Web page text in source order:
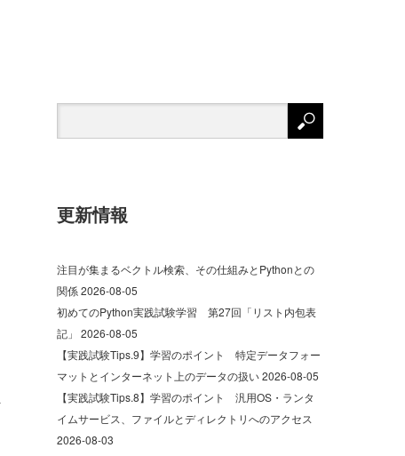
更新情報
注目が集まるベクトル検索、その仕組みとPythonとの
関係2026-08-05
初めてのPython実践試験学習 第27回「リスト内包表
記」 2026-08-05
【実践試験Tips.9】学習のポイント 特定データフォー
マットとインターネット上のデータの扱い2026-08-05
【実践試験Tips.8】学習のポイント 汎用OS・ランタ
イムサービス、ファイルとディレクトリへのアクセス
2026-08-03